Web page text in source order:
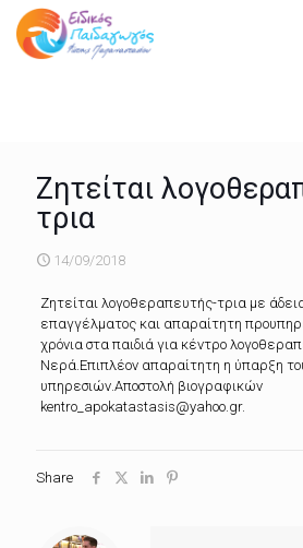
Ζητείται
τρια
14/09/2018
Ζητείται λογοθεραπευτής-τρια με
επαγγέλματος και απαραίτητη
χρόνια στα παιδιά για κέντρο
Νερά.Επιπλέον απαραίτητη η ύπαρξη
υπηρεσιών.Αποστολή βιογραφικών
kentro_apokatastasis@yahoo.gr.
Share